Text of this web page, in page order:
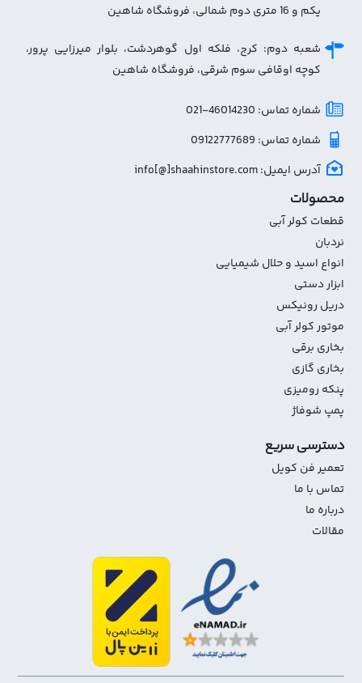
یکم و 16 متری دوم شمالی، فروشگاه شاهین
شعبه دوم: کرج، فلکه اول گوهردشت، بلوار میرزایی پرور،
کوچه اوقافی سوم شرقی، فروشگاه شاهین
شماره تماس: 46014230-021
شماره تماس: 09122777689
آدرس ایمیل: info[@]shaahinstore.com
محصولات
قطعات کولر آبی
نردبان
انواع اسید و حلال شیمیایی
ابزار دستی
دریل رونیکس
موتور کولر آبی
بخاری برقی
بخاری گازی
پنکه رومیزی
پمپ شوفاژ
دسترسی سریع
تعمیر فن کویل
تماس با ما
درباره ما
مقالات